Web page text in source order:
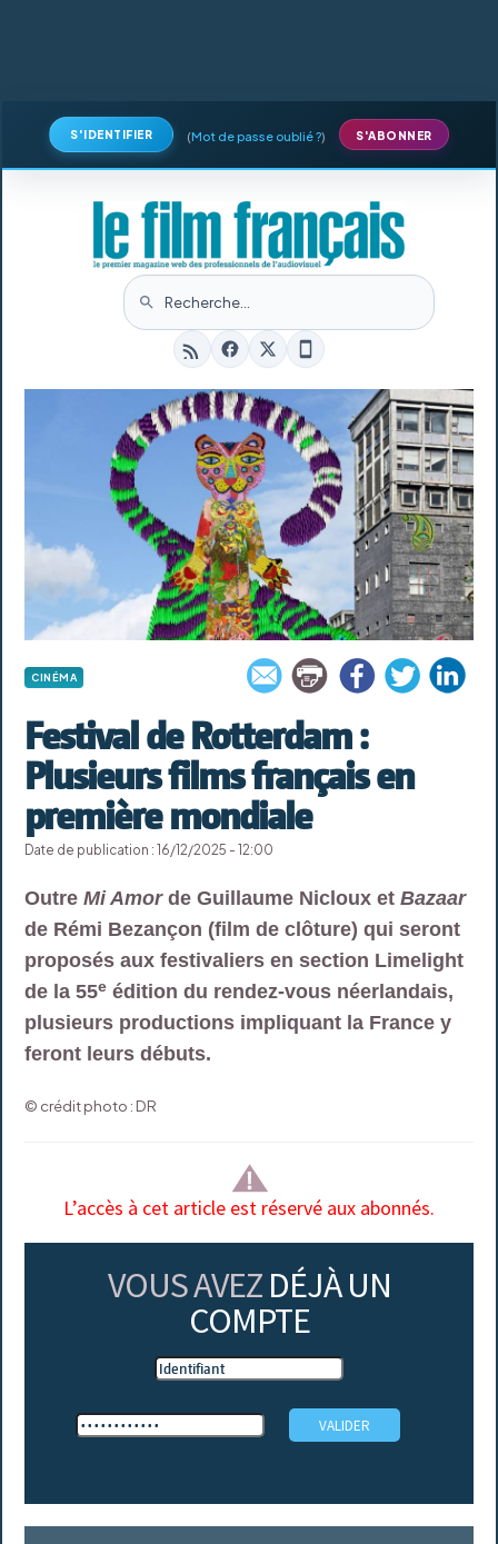
S'IDENTIFIER (Mot de passe oublié ?) S'ABONNER
CINÉMA
Festival de Rotterdam :
Plusieurs films français en
première mondiale
Date de publication : 16/12/2025 - 12:00
Outre Mi Amorde Guillaume Nicloux etBazaar
de Rémi Bezançon (film de clôture) qui seront
proposés aux festivaliers en section Limelight
de la 55e édition du rendez-vous néerlandais,
plusieurs productions impliquant la France y
feront leurs débuts.
© crédit photo : DR
L’accès à cet article est réservé aux abonnés.
VOUS AVEZ DÉJÀ UN
COMPTE